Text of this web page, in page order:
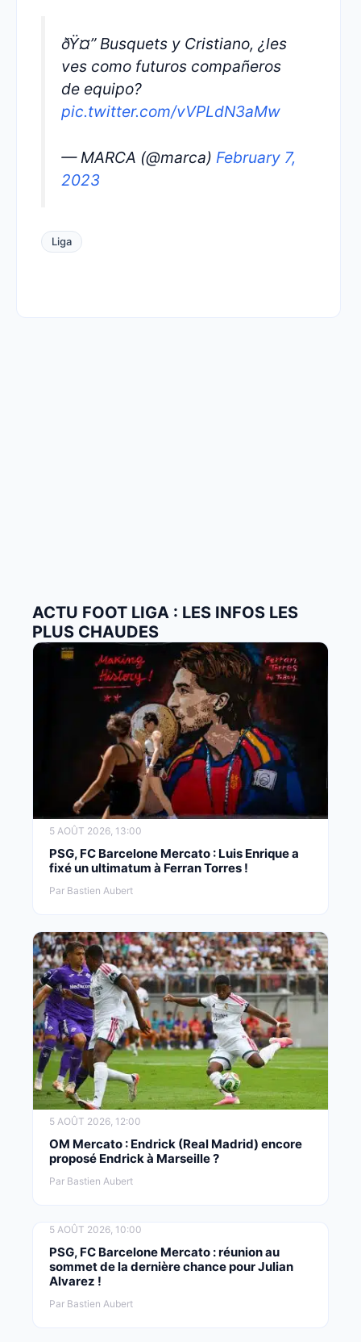
ðŸ¤” Busquets y Cristiano, ¿les
ves como futuros compañeros
de equipo?
pic.twitter.com/vVPLdN3aMw
— MARCA (@marca) February 7,
2023
Liga
ACTU FOOT LIGA : LES INFOS LES
PLUS CHAUDES
5 AOÛT 2026, 13:00
PSG, FC Barcelone Mercato : Luis Enrique a
fixé un ultimatum à Ferran Torres !
Par Bastien Aubert
5 AOÛT 2026, 12:00
OM Mercato : Endrick (Real Madrid) encore
proposé Endrick à Marseille ?
Par Bastien Aubert
5 AOÛT 2026, 10:00
PSG, FC Barcelone Mercato : réunion au
sommet de la dernière chance pour Julian
Alvarez !
Par Bastien Aubert